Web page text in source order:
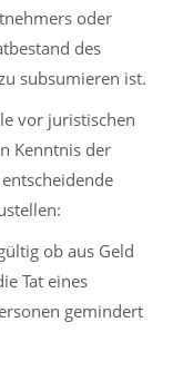
oder
des
subsumieren ist.
vor juristischen
Kenntnis der
ob aus Geld
Tat eines
gemindert